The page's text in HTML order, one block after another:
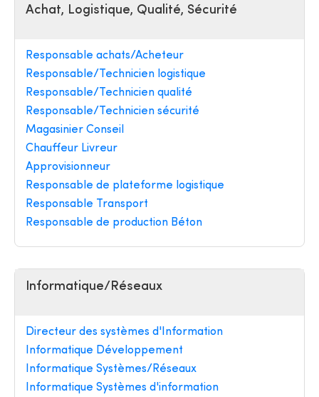
Achat, Logistique, Qualité, Sécurité
Responsable achats/Acheteur
Responsable/Technicien logistique
Responsable/Technicien qualité
Responsable/Technicien sécurité
Magasinier Conseil
Chauffeur Livreur
Approvisionneur
Responsable de plateforme logistique
Responsable Transport
Responsable de production Béton
Informatique/Réseaux
Directeur des systèmes d'Information
Informatique Développement
Informatique Systèmes/Réseaux
Informatique Systèmes d'information